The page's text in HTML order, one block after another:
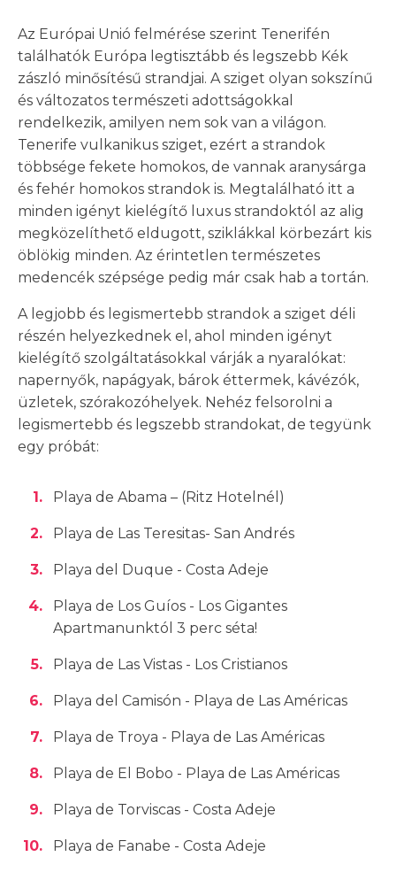
Az Európai Unió felmérése szerint Tenerifén
találhatók Európa legtisztább és legszebb Kék
zászló minősítésű strandjai. A sziget olyan sokszínű
és változatos természeti adottságokkal
rendelkezik, amilyen nem sok van a világon.
Tenerife vulkanikus sziget, ezért a strandok
többsége fekete homokos, de vannak aranysárga
és fehér homokos strandok is. Megtalálható itt a
minden igényt kielégítő luxus strandoktól az alig
megközelíthető eldugott, sziklákkal körbezárt kis
öblökig minden. Az érintetlen természetes
medencék szépsége pedig már csak hab a tortán.
A legjobb és legismertebb strandok a sziget déli
részén helyezkednek el, ahol minden igényt
kielégítő szolgáltatásokkal várják a nyaralókat:
napernyők, napágyak, bárok éttermek, kávézók,
üzletek, szórakozóhelyek. Nehéz felsorolni a
legismertebb és legszebb strandokat, de tegyünk
egy próbát:
Playa de Abama – (Ritz Hotelnél)
Playa de Las Teresitas- San Andrés
Playa del Duque - Costa Adeje
Playa de Los Guíos - Los Gigantes
Apartmanunktól 3 perc séta!
Playa de Las Vistas - Los Cristianos
Playa del Camisón - Playa de Las Américas
Playa de Troya - Playa de Las Américas
Playa de El Bobo - Playa de Las Américas
Playa de Torviscas - Costa Adeje
Playa de Fanabe - Costa Adeje